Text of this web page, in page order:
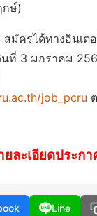
ษ์)
มัครได้ทางอินเต
ที่ 3 มกราคม
job_pcru
ละเอียดประก
Line